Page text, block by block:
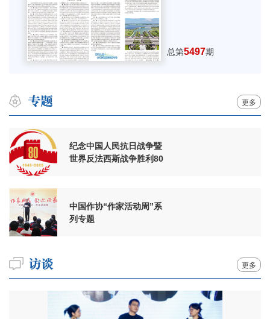
总第5497期
更多
纪念中国人民抗日战争暨
世界反法西斯战争胜利80
中国作协“作家活动周”系
列专题
更多